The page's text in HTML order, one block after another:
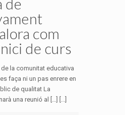
com
de curs
la comunitat educativa
faça ni un pas enrere en
de qualitat La
una reunió al […] [...]